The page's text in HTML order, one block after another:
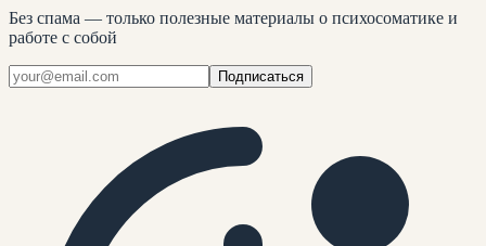
Без спама — только полезные материалы о психосоматике и
работе с собой
Подписаться